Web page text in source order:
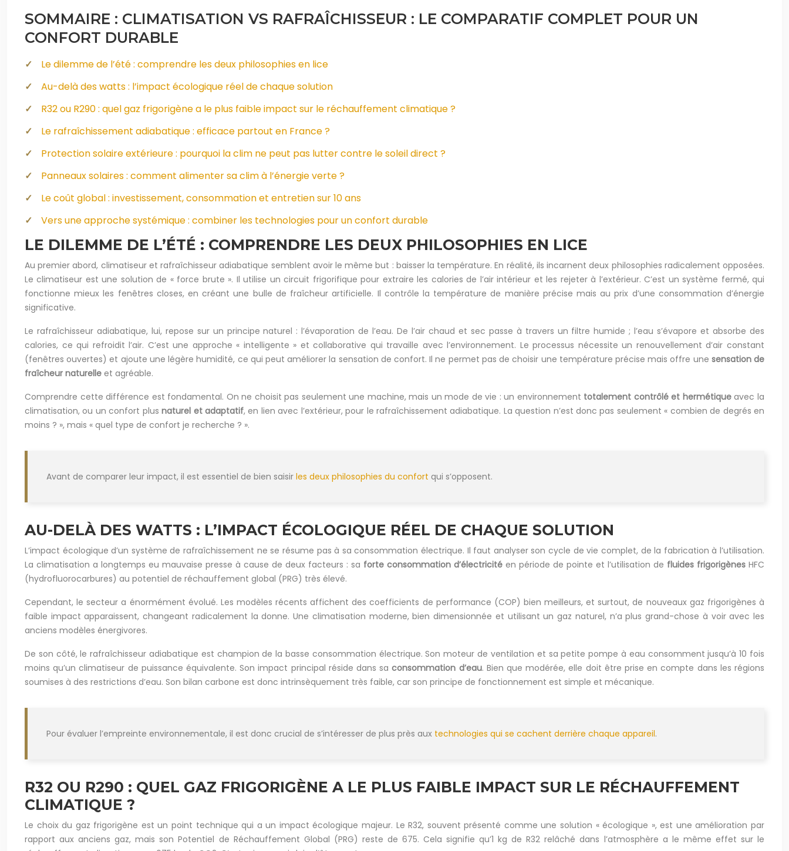
SOMMAIRE : CLIMATISATION VS RAFRAÎCHISSEUR : LE COMPARATIF COMPLET POUR UN
CONFORT DURABLE
Le dilemme de l’été : comprendre les deux philosophies en lice
Au-delà des watts : l’impact écologique réel de chaque solution
R32 ou R290 : quel gaz frigorigène a le plus faible impact sur le réchauffement climatique ?
Le rafraîchissement adiabatique : efficace partout en France ?
Protection solaire extérieure : pourquoi la clim ne peut pas lutter contre le soleil direct ?
Panneaux solaires : comment alimenter sa clim à l’énergie verte ?
Le coût global : investissement, consommation et entretien sur 10 ans
Vers une approche systémique : combiner les technologies pour un confort durable
LE DILEMME DE L’ÉTÉ : COMPRENDRE LES DEUX PHILOSOPHIES EN LICE
Au premier abord, climatiseur et rafraîchisseur adiabatique semblent avoir le même but : baisser la température. En réalité, ils incarnent deux philosophies radicalement opposées.
Le climatiseur est une solution de « force brute ». Il utilise un circuit frigorifique pour extraire les calories de l’air intérieur et les rejeter à l’extérieur. C’est un système fermé, qui
fonctionne mieux les fenêtres closes, en créant une bulle de fraîcheur artificielle. Il contrôle la température de manière précise mais au prix d’une consommation d’énergie
significative.
Le rafraîchisseur adiabatique, lui, repose sur un principe naturel : l’évaporation de l’eau. De l’air chaud et sec passe à travers un filtre humide ; l’eau s’évapore et absorbe des
calories, ce qui refroidit l’air. C’est une approche « intelligente » et collaborative qui travaille avec l’environnement. Le processus nécessite un renouvellement d’air constant
(fenêtres ouvertes) et ajoute une légère humidité, ce qui peut améliorer la sensation de confort. Il ne permet pas de choisir une température précise mais offre une sensation de
fraîcheur naturelle et agréable.
Comprendre cette différence est fondamental. On ne choisit pas seulement une machine, mais un mode de vie : un environnement totalement contrôlé et hermétiqueavec la
climatisation, ou un confort plusnaturel et adaptatif, en lien avec l’extérieur, pour le rafraîchissement adiabatique. La question n’est donc pas seulement « combien de degrés en
moins ? », mais « quel type de confort je recherche ? ».
Avant de comparer leur impact, il est essentiel de bien saisir les deux philosophies du confort qui s’opposent.
AU-DELÀ DES WATTS : L’IMPACT ÉCOLOGIQUE RÉEL DE CHAQUE SOLUTION
L’impact écologique d’un système de rafraîchissement ne se résume pas à sa consommation électrique. Il faut analyser son cycle de vie complet, de la fabrication à l’utilisation.
La climatisation a longtemps eu mauvaise presse à cause de deux facteurs : sa forte consommation d’électricité en période de pointe et l’utilisation de fluides frigorigènes HFC
(hydrofluorocarbures) au potentiel de réchauffement global (PRG) très élevé.
Cependant, le secteur a énormément évolué. Les modèles récents affichent des coefficients de performance (COP) bien meilleurs, et surtout, de nouveaux gaz frigorigènes à
faible impact apparaissent, changeant radicalement la donne. Une climatisation moderne, bien dimensionnée et utilisant un gaz naturel, n’a plus grand-chose à voir avec les
anciens modèles énergivores.
De son côté, le rafraîchisseur adiabatique est champion de la basse consommation électrique. Son moteur de ventilation et sa petite pompe à eau consomment jusqu’à 10 fois
moins qu’un climatiseur de puissance équivalente. Son impact principal réside dans saconsommation d’eau. Bien que modérée, elle doit être prise en compte dans les régions
soumises à des restrictions d’eau. Son bilan carbone est donc intrinsèquement très faible, car son principe de fonctionnement est simple et mécanique.
Pour évaluer l’empreinte environnementale, il est donc crucial de s’intéresser de plus près aux technologies qui se cachent derrière chaque appareil.
R32 OU R290 : QUEL GAZ FRIGORIGÈNE A LE PLUS FAIBLE IMPACT SUR LE RÉCHAUFFEMENT
CLIMATIQUE ?
Le choix du gaz frigorigène est un point technique qui a un impact écologique majeur. Le R32, souvent présenté comme une solution « écologique », est une amélioration par
rapport aux anciens gaz, mais son Potentiel de Réchauffement Global (PRG) reste de 675. Cela signifie qu’1 kg de R32 relâché dans l’atmosphère a le même effet sur le